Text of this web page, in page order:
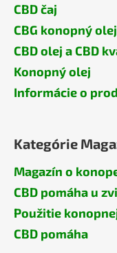
CBD čaj
CBG konopný olej
CBD olej a CBD
Konopný olej
Informácie o
Kategórie
Magazín o
CBD pomáha u
Použitie
CBD pomáha